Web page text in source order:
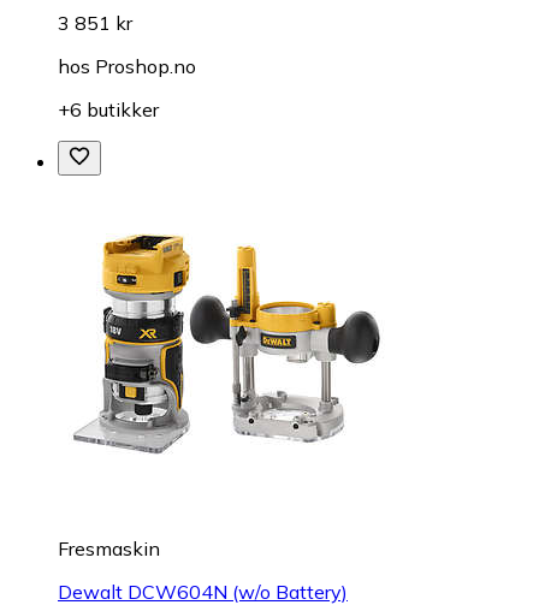
3 851 kr
hos Proshop.no
+6 butikker
Fresmaskin
Dewalt DCW604N (w/o Battery)